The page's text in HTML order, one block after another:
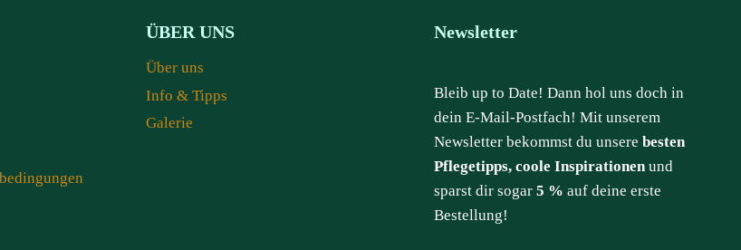
ÜBER UNS
Über uns
Info & Tipps
Galerie
Newsletter
Bleib up to Date! Dann hol uns doch in
dein E-Mail-Postfach! Mit unserem
Newsletter bekommst du unsere besten
Pflegetipps, coole Inspirationen und
sparst dir sogar 5 % auf deine erste
Bestellung!